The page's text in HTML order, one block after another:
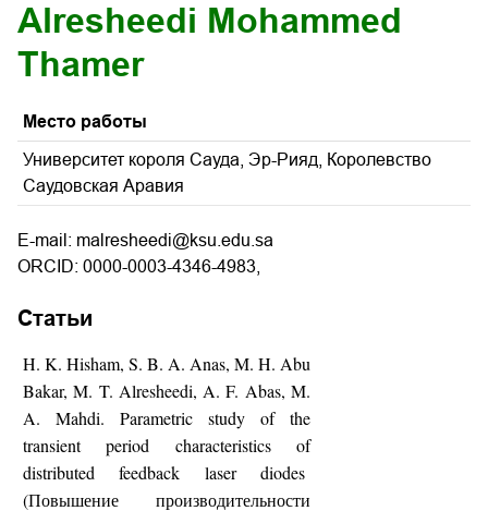
Alresheedi Mohammed
Thamer
Место работы
Университет короля Сауда, Эр-Рияд, Королевство
Саудовская Аравия
E-mail: malresheedi@ksu.edu.sa
ORCID: 0000-0003-4346-4983,
Статьи
H. K. Hisham, S. B. A. Anas, M. H. Abu
Bakar, M. T. Alresheedi, A. F. Abas, M.
A. Mahdi. Parametric study of the
transient period characteristics of
distributed feedback laser diodes
(Повышение производительности